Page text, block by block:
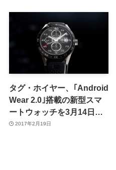
タグ・ホイヤー、｢Android
Wear 2.0｣搭載の新型スマ
ートウォッチを3月14日に
発表か
2017年2月19日